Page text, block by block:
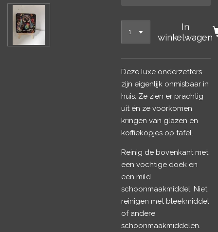
In
winkelwagen
Deze luxe onderzetters
zijn eigenlijk onmisbaar in
huis. Ze zien er prachtig
uit én ze voorkomen
kringen van glazen en
koffiekopjes op tafel.
Reinig de bovenkant met
een vochtige doek en
een mild
schoonmaakmiddel. Niet
reinigen met bleekmiddel
of andere
schoonmaakmiddelen.